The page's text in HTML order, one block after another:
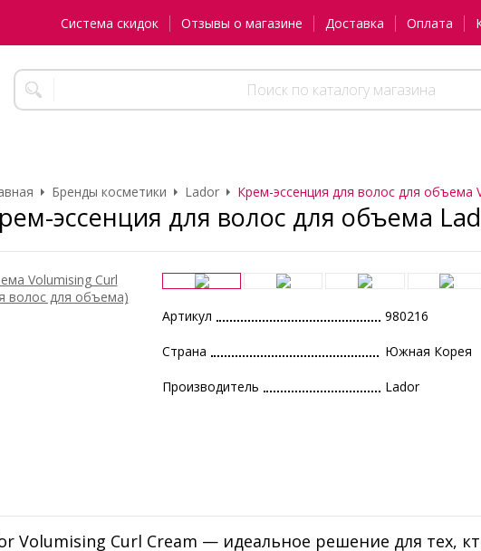
Система скидок Отзывы о магазине Доставка Оплата
Бренды косметики Lador Крем-эссенция для волос для объема
эссенция для волос для объема
Артикул 980216
Страна Южная Корея
Производитель Lador
Volumising Curl Cream — идеальное решение для тех,